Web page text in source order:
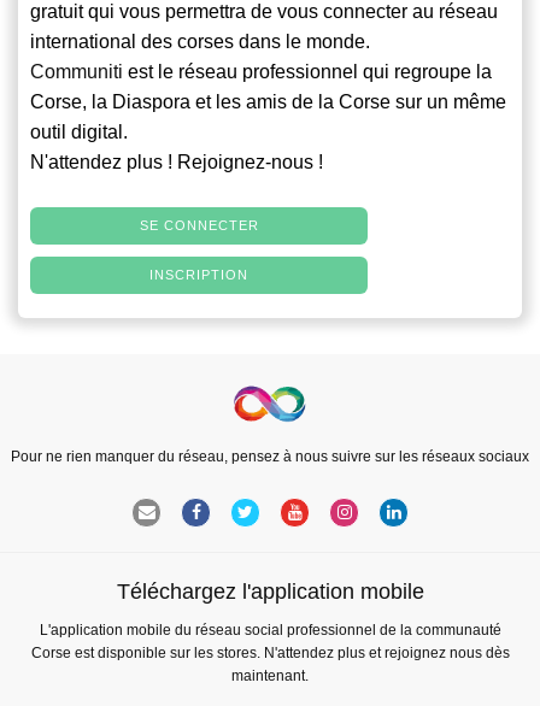
gratuit qui vous permettra de vous connecter au réseau
international des corses dans le monde.
Communiti est le réseau professionnel qui regroupe la
Corse, la Diaspora et les amis de la Corse sur un même
outil digital.
N'attendez plus ! Rejoignez-nous !
SE CONNECTER
INSCRIPTION
Pour ne rien manquer du réseau, pensez à nous suivre sur les réseaux sociaux
Téléchargez l'application mobile
L'application mobile du réseau social professionnel de la communauté
Corse est disponible sur les stores. N'attendez plus et rejoignez nous dès
maintenant.